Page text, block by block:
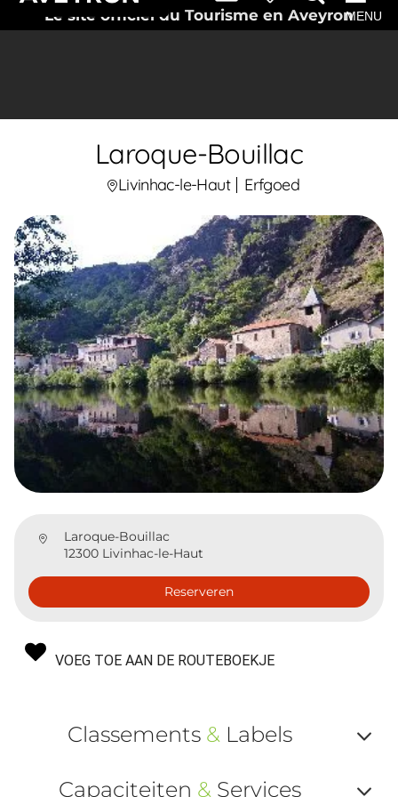
Le site officiel du Tourisme en AveyronMENU
Laroque-Bouillac
Livinhac-le-Haut Erfgoed
Laroque-Bouillac
12300 Livinhac-le-Haut
Reserveren
VOEG TOE AAN DE ROUTEBOEKJE
Classements &Labels
Capaciteiten &Services